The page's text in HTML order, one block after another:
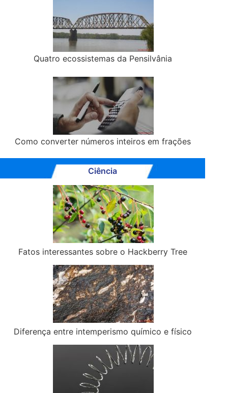
Quatro ecossistemas da Pensilvânia
Como converter números inteiros em frações
Ciência
Fatos interessantes sobre o Hackberry Tree
Diferença entre intemperismo químico e físico